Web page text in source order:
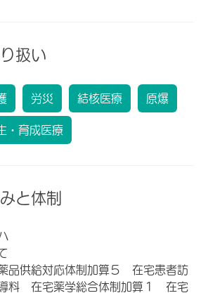
扱い
労災 結核医療 原爆
・育成医療
と体制
品供給対応体制加算５ 在宅患者訪
料 在宅薬学総合体制加算１ 在宅